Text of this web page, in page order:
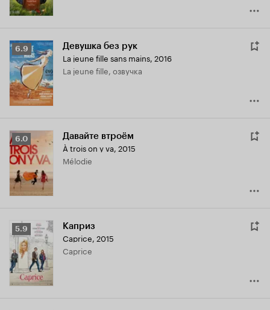
Рейтинг
Кинопоиска
6.9
6.9 Девушка без рук
La jeune fille sans mains, 2016
La jeune fille, озвучка
Рейтинг
Кинопоиска
6.0
6.0 Давайте втроём
À trois on y va, 2015
Mélodie
Рейтинг
Кинопоиска
5.9
5.9 Каприз
Caprice, 2015
Caprice